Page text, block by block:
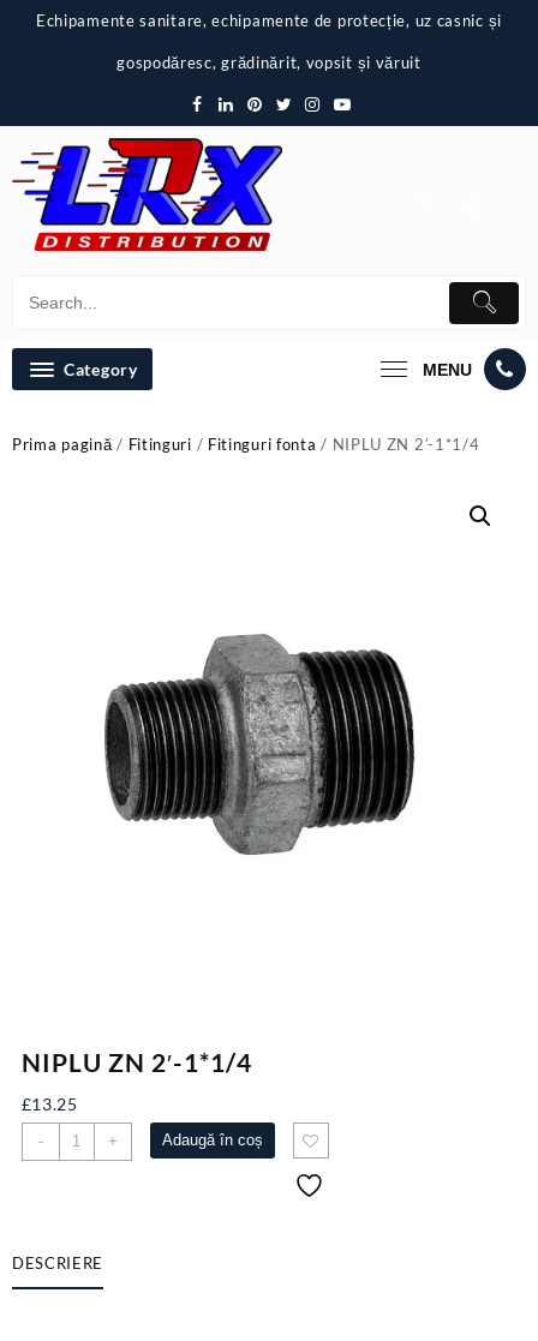
Echipamente sanitare, echipamente de protecție, uz casnic și
gospodăresc, grădinărit, vopsit și văruit
Category MENU
Prima pagină/ Fitinguri / Fitinguri fonta / NIPLU ZN 2′-1*1/4
NIPLU ZN 2′-1*1/4
£13.25
-
Cantitate
NIPLU
+ Adaugă în coș
DESCRIERE